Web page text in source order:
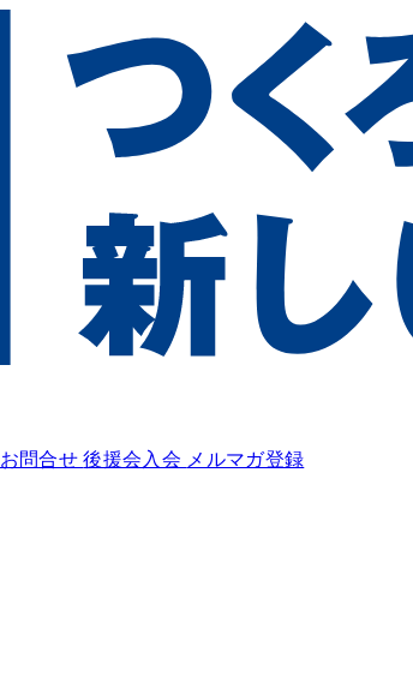
お問合せ後援会入会 メルマガ登録